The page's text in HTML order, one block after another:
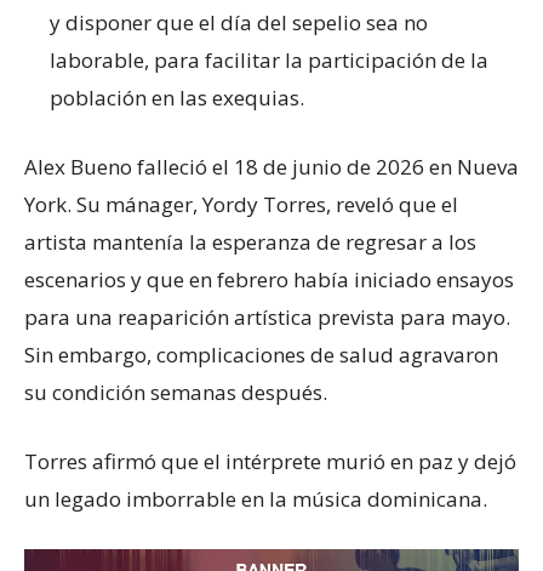
y disponer que el día del sepelio sea no
laborable, para facilitar la participación de la
población en las exequias.
Alex Bueno falleció el 18 de junio de 2026 en Nueva
York. Su mánager, Yordy Torres, reveló que el
artista mantenía la esperanza de regresar a los
escenarios y que en febrero había iniciado ensayos
para una reaparición artística prevista para mayo.
Sin embargo, complicaciones de salud agravaron
su condición semanas después.
Torres afirmó que el intérprete murió en paz y dejó
un legado imborrable en la música dominicana.